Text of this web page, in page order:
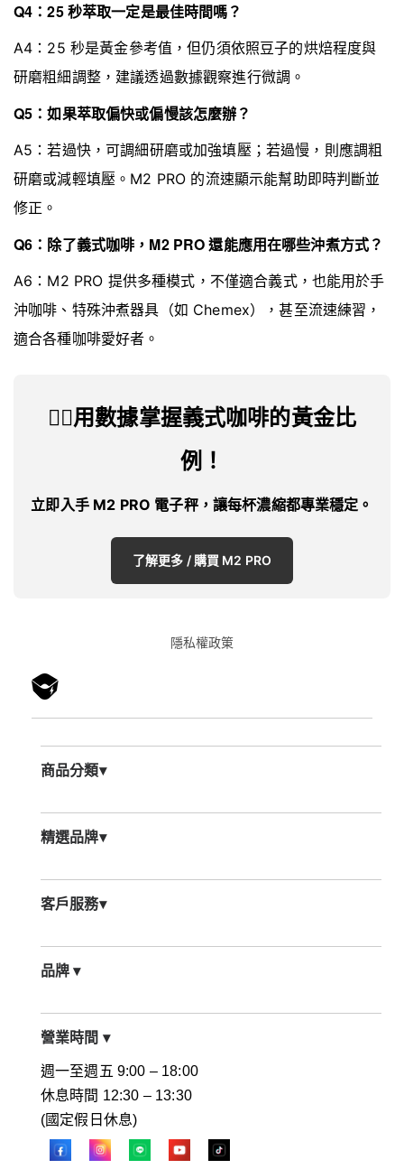
Q4：25 秒萃取一定是最佳時間嗎？
A4：25 秒是黃金參考值，但仍須依照豆子的烘焙程度與
研磨粗細調整，建議透過數據觀察進行微調。
Q5：如果萃取偏快或偏慢該怎麼辦？
A5：若過快，可調細研磨或加強填壓；若過慢，則應調粗
研磨或減輕填壓。M2 PRO 的流速顯示能幫助即時判斷並
修正。
Q6：除了義式咖啡，M2 PRO 還能應用在哪些沖煮方式？
A6：M2 PRO 提供多種模式，不僅適合義式，也能用於手
沖咖啡、特殊沖煮器具（如 Chemex），甚至流速練習，
適合各種咖啡愛好者。
👉🏻用數據掌握義式咖啡的黃金比
例！
立即入手 M2 PRO 電子秤，讓每杯濃縮都專業穩定。
了解更多 / 購買 M2 PRO
隱私權政䇿
商品分類▾
精選品牌▾
客戶服務▾
品牌▾
營業時間 ▾
週一至週五 9:00 – 18:00
休息時間 12:30 – 13:30
(國定假日休息)